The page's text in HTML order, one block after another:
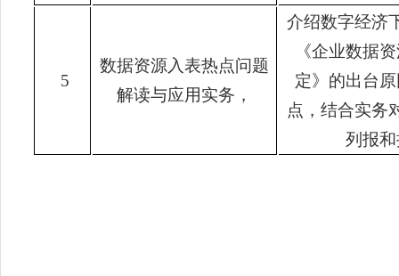
5
数据资源入表热点问题
解读与应用实务，
介绍数字经济
《企业数据
定》的出台
点，结合实务
列报